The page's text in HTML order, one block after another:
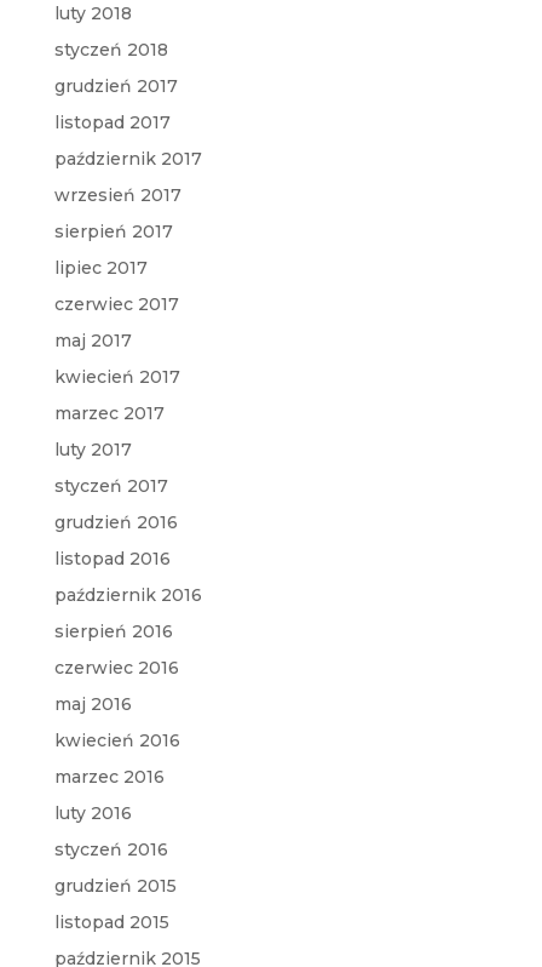
luty 2018
styczeń 2018
grudzień 2017
listopad 2017
październik 2017
wrzesień 2017
sierpień 2017
lipiec 2017
czerwiec 2017
maj 2017
kwiecień 2017
marzec 2017
luty 2017
styczeń 2017
grudzień 2016
listopad 2016
październik 2016
sierpień 2016
czerwiec 2016
maj 2016
kwiecień 2016
marzec 2016
luty 2016
styczeń 2016
grudzień 2015
listopad 2015
październik 2015